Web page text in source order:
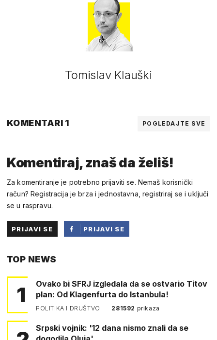
Tomislav Klauški
KOMENTARI 1 POGLEDAJTE SVE
Komentiraj, znaš da želiš!
Za komentiranje je potrebno prijaviti se. Nemaš korisnički
račun? Registracija je brza i jednostavna, registriraj se i uključi
se u raspravu.
PRIJAVI SE
PRIJAVI SE
TOP NEWS
1
Ovako bi SFRJ izgledala da se ostvario Titov
plan: Od Klagenfurta do Istanbula!
POLITIKA I DRUŠTVO 281592 prikaza
Srpski vojnik: '12 dana nismo znali da se